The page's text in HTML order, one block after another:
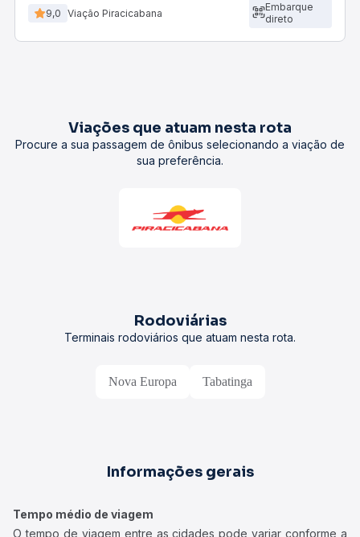
9,0 Viação Piracicabana
Embarque
direto
Viações que atuam nesta rota
Procure a sua passagem de ônibus selecionando a viação de
sua preferência.
Rodoviárias
Terminais rodoviários que atuam nesta rota.
Nova Europa Tabatinga
Informações gerais
Tempo médio de viagem
O tempo de viagem entre as cidades pode variar conforme a